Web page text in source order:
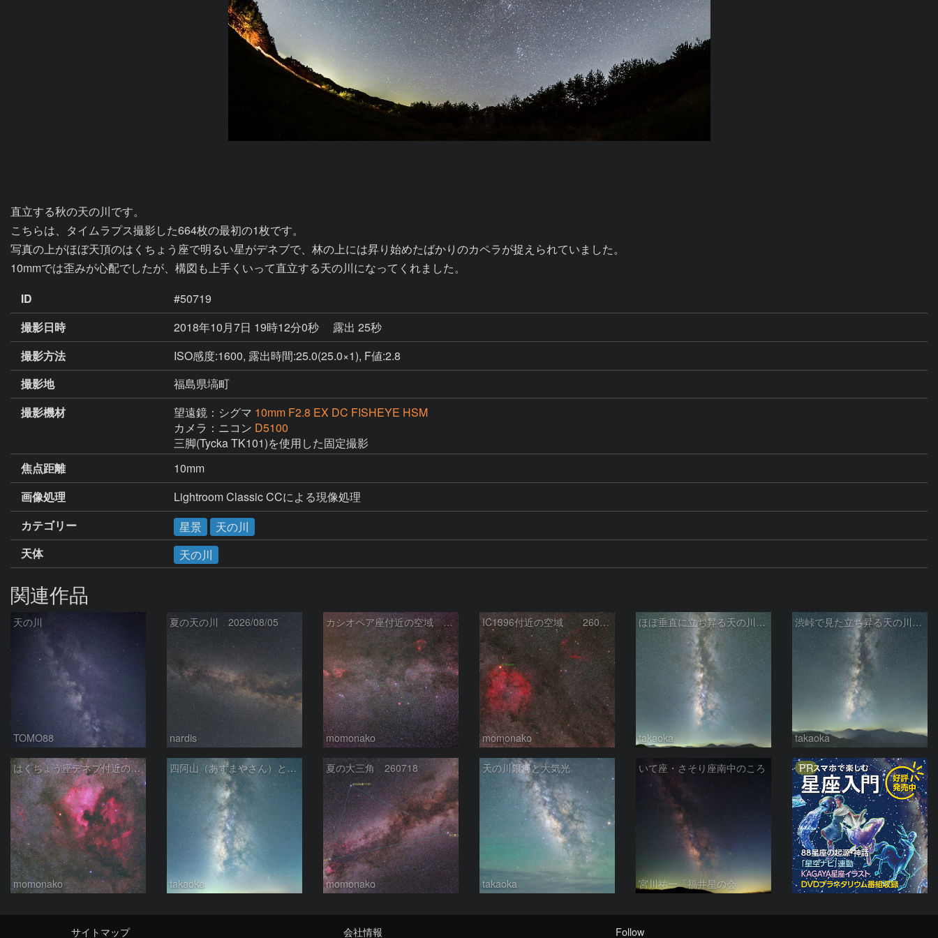
直立する秋の天の川です。
こちらは、タイムラプス撮影した664枚の最初の1枚です。
写真の上がほぼ天頂のはくちょう座で明るい星がデネブで、林の上には昇り始めたばかりのカペラが捉えられていました。
10mmでは歪みが心配でしたが、構図も上手くいって直立する天の川になってくれました。
ID
#50719
撮影日時
2018年10月7日 19時12分0秒
露出 25秒
撮影方法
ISO感度:1600, 露出時間:25.0(25.0×1), F値:2.8
撮影地
福島県塙町
撮影機材
望遠鏡：シグマ 10mm F2.8 EX DC FISHEYE HSM
カメラ：ニコン D5100
三脚(Tycka TK101)を使用した固定撮影
焦点距離
10mm
画像処理
Lightroom Classic CCによる現像処理
カテゴリー
星景
天の川
天体
天の川
関連作品
天の川
TOMO88
夏の天の川 2026/08/05
nardis
カシオペア座付近の空域 260720
momonako
IC1396付近の空域 260720
momonako
ほぼ垂直に立ち昇る天の川銀河
takaoka
渋峠で見た立ち昇る天の川銀河
takaoka
はくちょう座デネブ付近の空域 260720
momonako
四阿山（あずまやさん）と立ち昇る夏の銀河
takaoka
夏の大三角 260718
momonako
天の川銀河と大気光
takaoka
いて座・さそり座南中のころ
宮川祐一「福井星の会」
PR
サイトマップ 会社情報 Follow